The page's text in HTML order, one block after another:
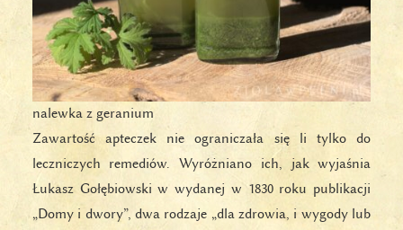
nalewka z geranium
Zawartość apteczek nie ograniczała się li tylko do
leczniczych remediów. Wyróżniano ich, jak wyjaśnia
Łukasz Gołębiowski w wydanej w 1830 roku publikacji
„Domy i dwory”, dwa rodzaje „dla zdrowia, i wygody lub